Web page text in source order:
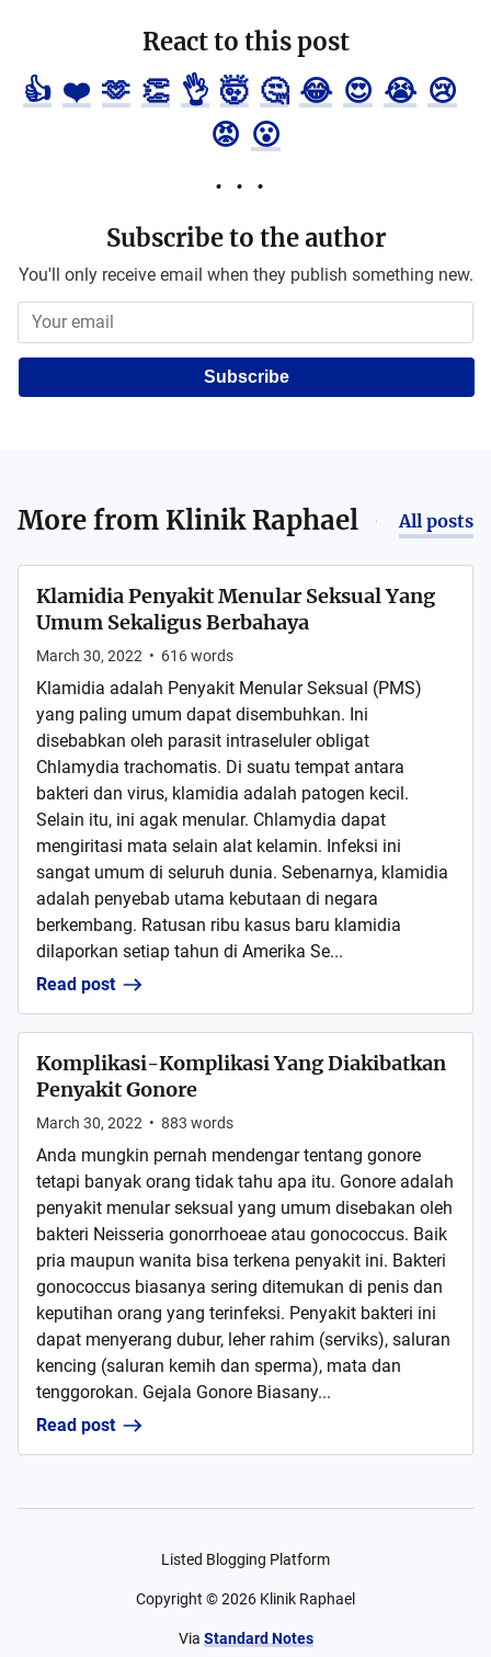
React to this post
👍 ❤️ 🫶 👏 👌 🤯 🤔 😂 😍 😭 😢
😡 😮
Subscribe to the author
You'll only receive email when they publish something new.
Subscribe
More from Klinik Raphael All posts
Klamidia Penyakit Menular Seksual Yang
Umum Sekaligus Berbahaya
March 30, 2022 • 616words
Klamidia adalah Penyakit Menular Seksual (PMS)
yang paling umum dapat disembuhkan. Ini
disebabkan oleh parasit intraseluler obligat
Chlamydia trachomatis. Di suatu tempat antara
bakteri dan virus, klamidia adalah patogen kecil.
Selain itu, ini agak menular. Chlamydia dapat
mengiritasi mata selain alat kelamin. Infeksi ini
sangat umum di seluruh dunia. Sebenarnya, klamidia
adalah penyebab utama kebutaan di negara
berkembang. Ratusan ribu kasus baru klamidia
dilaporkan setiap tahun di Amerika Se...
Read post
Komplikasi-Komplikasi Yang Diakibatkan
Penyakit Gonore
March 30, 2022 • 883 words
Anda mungkin pernah mendengar tentang gonore
tetapi banyak orang tidak tahu apa itu. Gonore adalah
penyakit menular seksual yang umum disebakan oleh
bakteri Neisseria gonorrhoeae atau gonococcus. Baik
pria maupun wanita bisa terkena penyakit ini. Bakteri
gonococcus biasanya sering ditemukan di penis dan
keputihan orang yang terinfeksi. Penyakit bakteri ini
dapat menyerang dubur, leher rahim (serviks), saluran
kencing (saluran kemih dan sperma), mata dan
tenggorokan. Gejala Gonore Biasany...
Read post
Listed Blogging Platform
Copyright ©2026 Klinik Raphael
Via Standard Notes